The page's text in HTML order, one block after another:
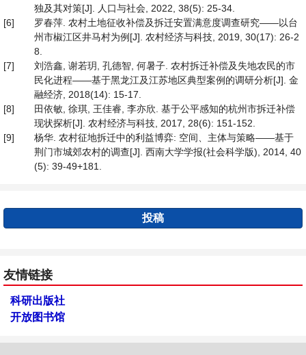
独及其对策[J]. 人口与社会, 2022, 38(5): 25-34.
[6]
罗春萍. 农村土地征收补偿及拆迁安置满意度调查研究——以台
州市椒江区井马村为例[J]. 农村经济与科技, 2019, 30(17): 26-2
8.
[7]
刘浩鑫, 谢若玥, 孔德智, 何暑子. 农村拆迁补偿及失地农民的市
民化进程——基于黑龙江及江苏地区典型案例的调研分析[J]. 金
融经济, 2018(14): 15-17.
[8]
田依敏, 徐琪, 王佳睿, 李亦欣. 基于公平感知的杭州市拆迁补偿
现状探析[J]. 农村经济与科技, 2017, 28(6): 151-152.
[9]
杨华. 农村征地拆迁中的利益博弈: 空间、主体与策略——基于
荆门市城郊农村的调查[J]. 西南大学学报(社会科学版), 2014, 40
(5): 39-49+181.
投稿
友情链接
科研出版社
开放图书馆